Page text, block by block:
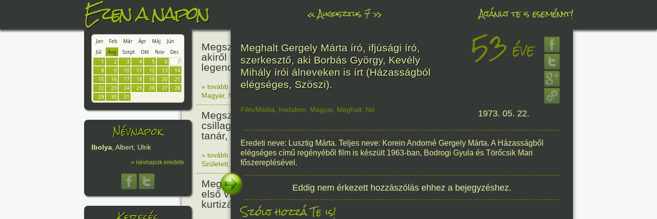
Ezen a napon «Augusztus 7» Ajánlj te is eseményt!
Jan Feb Már Ápr Máj
Jún
Júl
Aug Szept Okt Nov
Dec
1
2 3 4 5 6
7
8
9 10 11 12 13
14
15
16 17 18 19 20
21
22
23 24 25 26 27
28
29
30 31
Névnapok
Ibolya, Albert, Ulrik
» névnapok eredete
Megszületett Báthori Erzsébet,
akiről rémséges és kegyetlen
legendák éltek.
466
» tovább olvasom|Nincs hozzászólás, szólj hozzá!
Magyar, Nő
Megszületett Kondor Gusztáv
csillagász, matematikus, egyetemi
tanár, akadémikus.
201éve
» tovább olvasom|Nincs hozzászólás, szólj hozzá!
Született
Technika,Magyar
Megszületett Mata Hari, a híres
első világháborús táncosnő,
kurtizán és kém.
150éve
Meghalt Gergely Márta író, ifjúsági író,
szerkesztő, aki Borbás György, Kevély
Mihály írói álneveken is írt (Házasságból
elégséges, Szöszi).
53 éve
Film/Média Irodalom Magyar, Meghalt Nő 1973. 05. 22.
Eredeti neve: Lusztig Márta. Teljes neve: Korein Andorné Gergely Márta. A Házasságből
elégséges című regényéből film is készült 1963-ban, Bodrogi Gyula és Törőcsik Mari
főszereplésével.
Eddig nem érkezett hozzászólás ehhez a bejegyzéshez.
Szólj hozzá Te is!